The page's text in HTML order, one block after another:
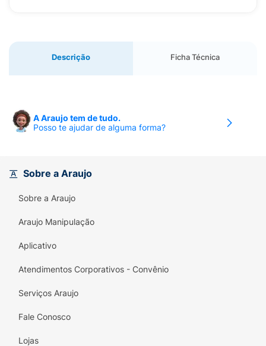
Descrição Ficha Técnica
A Araujo tem de tudo.
Posso te ajudar de alguma forma?
Sobre a Araujo
Sobre a Araujo
Araujo Manipulação
Aplicativo
Atendimentos Corporativos - Convênio
Serviços Araujo
Fale Conosco
Lojas